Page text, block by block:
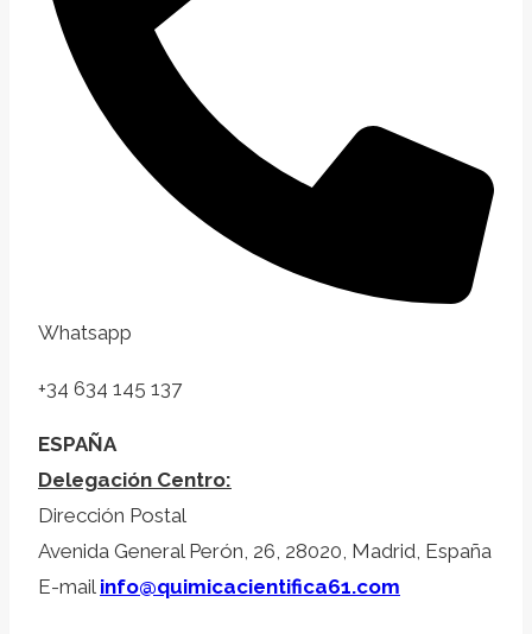
Whatsapp
+34 634 145 137
ESPAÑA
Delegación Centro:
Dirección Postal
Avenida General Perón, 26, 28020, Madrid, España
E-mail info@quimicacientifica61.com